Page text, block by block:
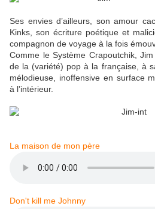
Ses envies d’ailleurs, son amour
Kinks, son écriture poétique et
compagnon de voyage à la fois
Comme le Système Crapoutchik,
de la (variété) pop à la française, à
mélodieuse, inoffensive en surface
à l’intérieur.
La maison de mon père
Don't kill me Johnny